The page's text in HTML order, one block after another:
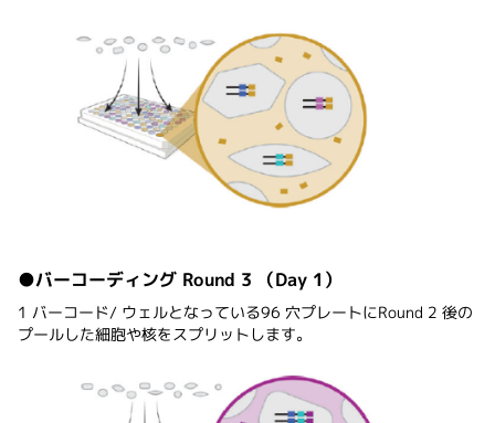
●バーコーディング Round 3 （Day 1）
1 バーコード/ ウェルとなっている96 穴プレートにRound 2 後の
プールした細胞や核をスプリットします。